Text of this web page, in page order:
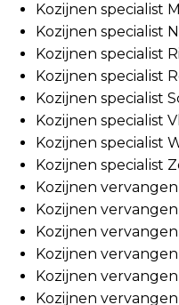
Kozijnen specialist
Kozijnen specialist
Kozijnen specialist
Kozijnen specialist
Kozijnen specialist
Kozijnen specialist
Kozijnen specialist
Kozijnen specialist
Kozijnen vervangen
Kozijnen
Kozijnen
Kozijnen
Kozijnen vervangen
Kozijnen